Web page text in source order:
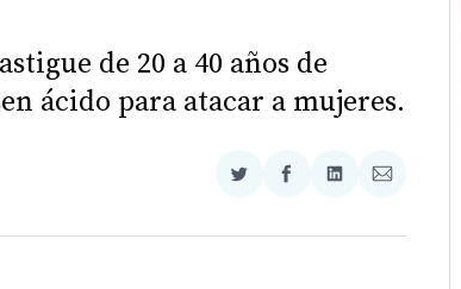
de 20 a 40 años de
ácido para atacar a mujeres.
Compartir
Twitter
Compartir
Facebook
Compartir
LinkedIn
Compartir
Email